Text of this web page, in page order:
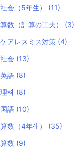
社会（5年生） (11)
算数（計算の工夫） (3)
ケアレスミス対策 (4)
社会 (13)
英語 (8)
理科 (8)
国語 (10)
算数（4年生） (35)
算数 (9)